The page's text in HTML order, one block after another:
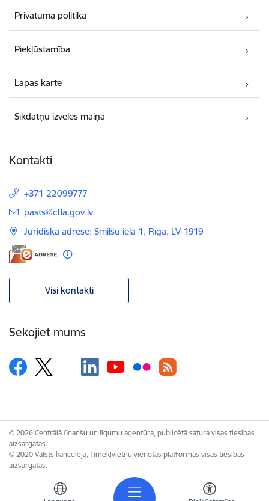
Privātuma politika
Piekļūstamība
Lapas karte
Sīkdatņu izvēles maiņa
Kontakti
+371 22099777
E-pasts:
pasts@cfla.gov.lv
Juridiskā adrese: Smilšu iela 1, Rīga, LV-1919
Visi kontakti
Sekojiet mums
© 2026 Centrālā finanšu un līgumu aģentūra, publicētā satura visas tiesības
aizsargātas.
© 2020 Valsts kanceleja, Tīmekļvietņu vienotās platformas visas tiesības
aizsargātas.